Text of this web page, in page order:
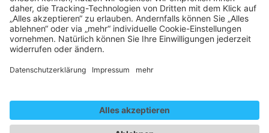
Die auf dieser Website gewählte männliche Form bezieht
sich immer zugleich auf weibliche, männliche und diverse
Personen. Auf eine Mehrfachbezeichnung wird in der
Regel zugunsten einer besseren Lesbarkeit verzichtet.